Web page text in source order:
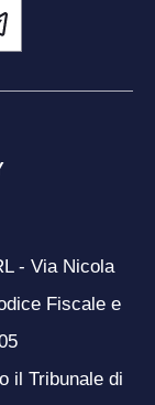
- Via Nicola
Fiscale e
il Tribunale di